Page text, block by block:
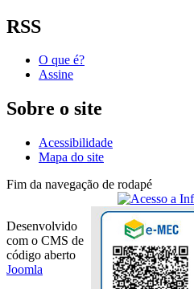
RSS
O que é?
Assine
Sobre o site
Acessibilidade
Mapa do site
Fim da navegação de rodapé
Desenvolvido
com o CMS de
código aberto
Joomla